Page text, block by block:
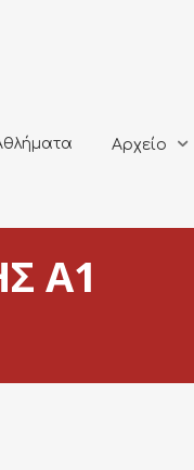
Αρχείο
Α1